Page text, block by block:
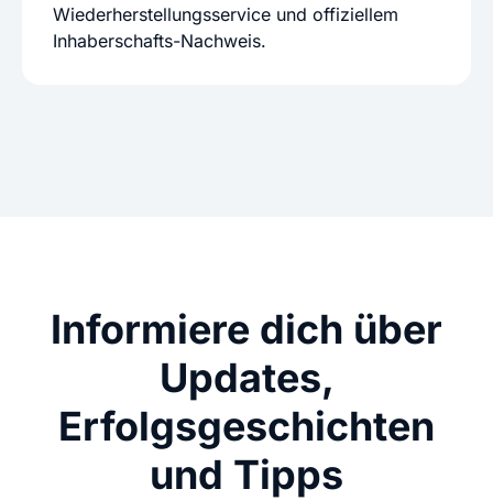
Wiederherstellungsservice und offiziellem
Inhaberschafts-Nachweis.
Informiere dich über
Updates,
Erfolgsgeschichten
und Tipps